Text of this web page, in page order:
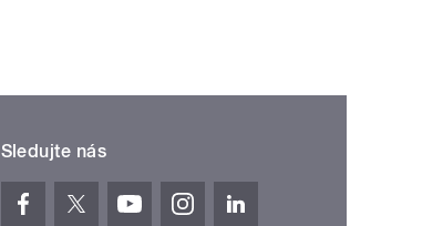
Sledujte nás